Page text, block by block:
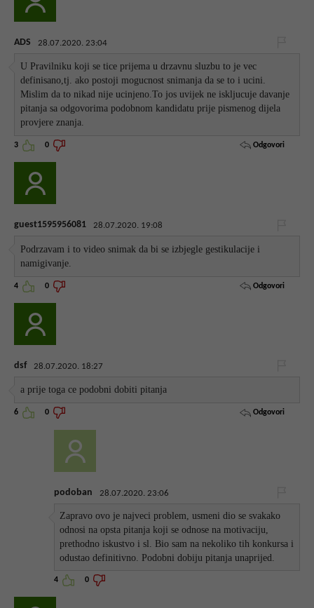
ADS 28.07.2020. 23:04
U Pravilniku koji se tice prijema u drzavnu sluzbu to je vec
definisano,tj. ako postoji mogucnost snimanja da se to i ucini.
Mislim da to nikad nije ucinjeno.To jos uvijek ne iskljucuje davanje
pitanja sa odgovorima podobnom kandidatu prije pismenog dijela
provjere znanja.
3 0 Odgovori
guest1595956081 28.07.2020. 19:08
Podrzavam i to video snimak da bi se izbjegle gestikulacije i
namigivanje.
4 0 Odgovori
dsf 28.07.2020. 18:27
a prije toga ce podobni dobiti pitanja
6 0 Odgovori
podoban 28.07.2020. 23:06
Zapravo ovo je najveci problem, usmeni dio se svakako
odnosi na opsta pitanja koji se odnose na motivaciju,
prethodno iskustvo i sl. Bio sam na nekoliko tih konkursa i
odustao definitivno. Podobni dobiju pitanja unaprijed.
4 0